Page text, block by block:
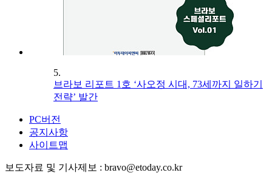
5.
브라보 리포트 1호 ‘사오정 시대, 73세까지 일하기
전략’ 발간
PC버전
공지사항
사이트맵
보도자료 및 기사제보 : bravo@etoday.co.kr